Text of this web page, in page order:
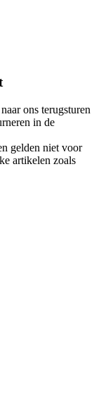
ons terugsturen
in de
gelden niet voor
artikelen zoals